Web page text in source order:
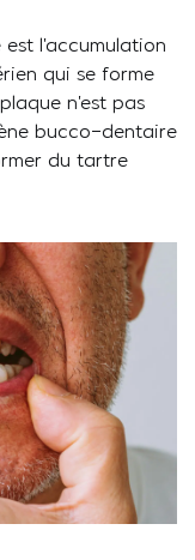
l’accumulation
qui se forme
n’est pas
bucco-dentaire
du tartre